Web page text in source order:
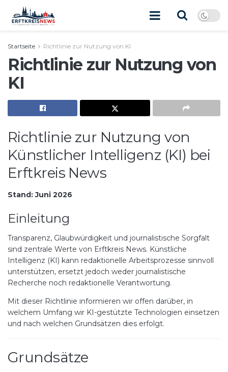
Startseite Richtlinie zur Nutzung von KI
Richtlinie zur Nutzung von
KI
Richtlinie zur Nutzung von
Künstlicher Intelligenz (KI) bei
Erftkreis News
Stand: Juni 2026
Einleitung
Transparenz, Glaubwürdigkeit und journalistische Sorgfalt
sind zentrale Werte von Erftkreis News. Künstliche
Intelligenz (KI) kann redaktionelle Arbeitsprozesse sinnvoll
unterstützen, ersetzt jedoch weder journalistische
Recherche noch redaktionelle Verantwortung.
Mit dieser Richtlinie informieren wir offen darüber, in
welchem Umfang wir KI-gestützte Technologien einsetzen
und nach welchen Grundsätzen dies erfolgt.
Grundsätze